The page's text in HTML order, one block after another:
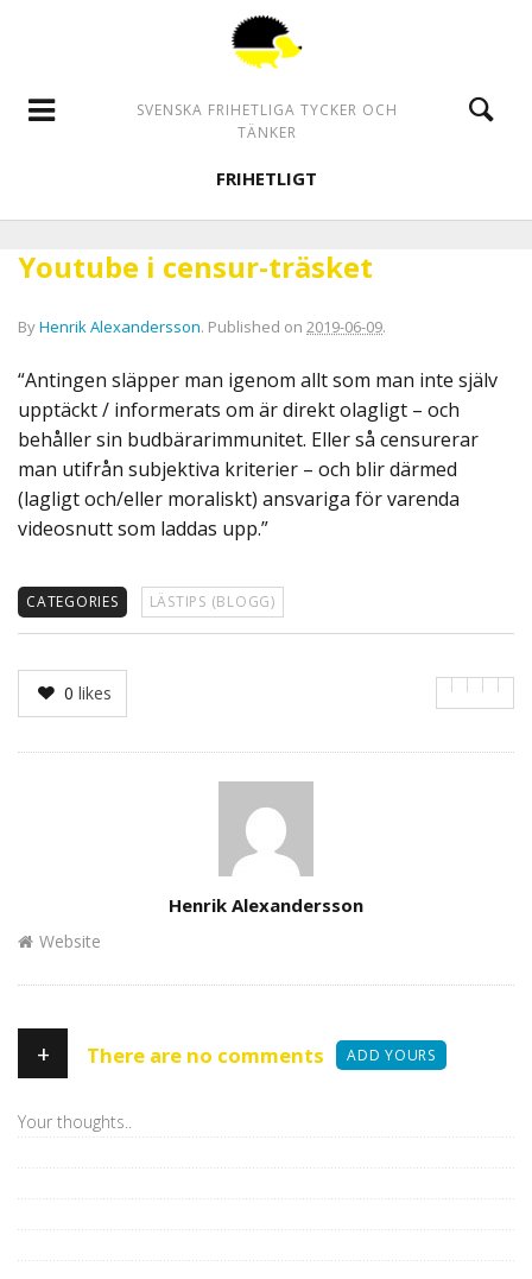
SVENSKA FRIHETLIGA TYCKER OCH
TÄNKER
FRIHETLIGT
Youtube i censur-träsket
ByHenrik Alexandersson. Published on 2019-06-09.
“Antingen släpper man igenom allt som man inte själv
upptäckt / informerats om är direkt olagligt – och
behåller sin budbärarimmunitet. Eller så censurerar
man utifrån subjektiva kriterier – och blir därmed
(lagligt och/eller moraliskt) ansvariga för varenda
videosnutt som laddas upp.”
CATEGORIES LÄSTIPS (BLOGG)
0 likes
Henrik Alexandersson
Website
+ There are no comments ADD YOURS